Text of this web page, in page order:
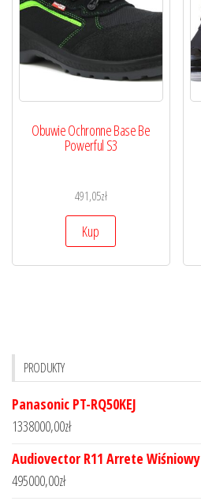
Obuwie Ochronne Base Be
Powerful S3
491,05zł
Kup
PRODUKTY
Panasonic PT-RQ50KEJ
1338000,00zł
Audiovector R11 Arrete Wiśniowy
495000,00zł